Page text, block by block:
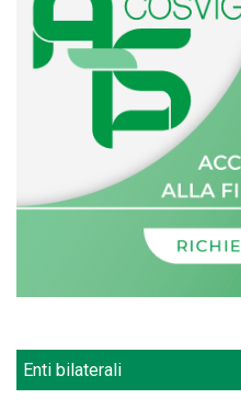
Enti bilaterali